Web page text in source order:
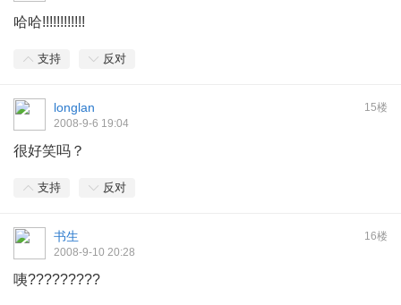
哈哈!!!!!!!!!!!!
支持 反对
15楼
longlan
2008-9-6 19:04
很好笑吗？
支持 反对
16楼
书生
2008-9-10 20:28
咦?????????